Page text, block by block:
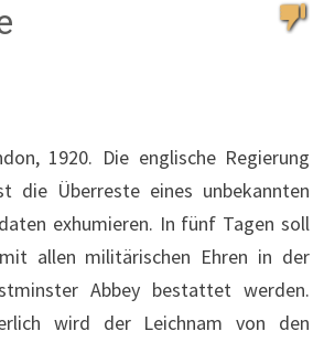
1920. Die englische Regierung
die Überreste eines unbekannten
exhumieren. In fünf Tagen soll
allen militärischen Ehren in der
Abbey bestattet werden.
wird der Leichnam von den